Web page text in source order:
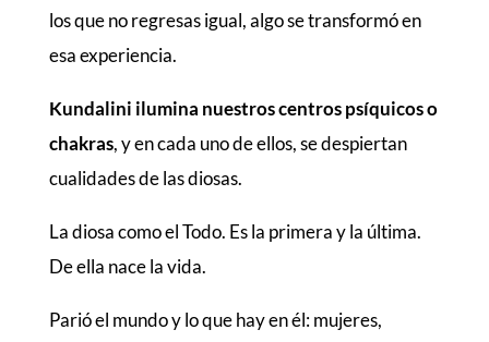
los que no regresas igual, algo se transformó en
esa experiencia.
Kundalini ilumina nuestros centros psíquicos o
chakras, y en cada uno de ellos, se despiertan
cualidades de las diosas.
La diosa como el Todo. Es la primera y la última.
De ella nace la vida.
Parió el mundo y lo que hay en él: mujeres,